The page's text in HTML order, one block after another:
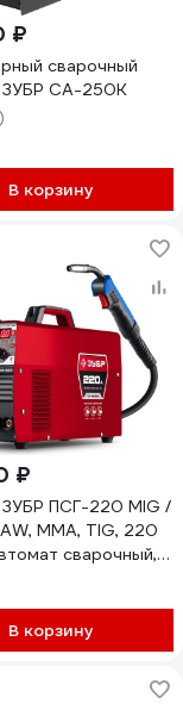
₽
сварочный
ЗУБР СА-250К
В корзину
₽
ЗУБР ПСГ-220 MIG /
MMA, TIG, 220
сварочный, с
В корзину